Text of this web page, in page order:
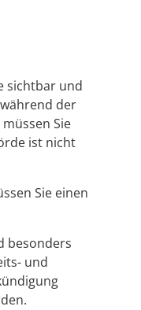
sichtbar und
der
Sie
ist nicht
Sie einen
besonders
und